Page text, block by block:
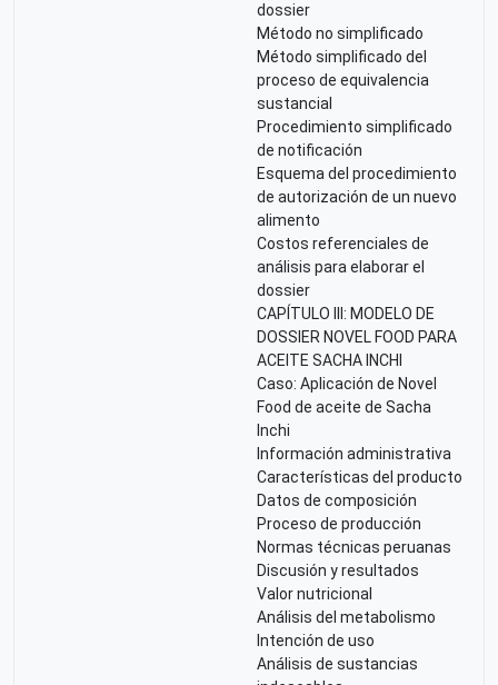
dossier
Método no simplificado
Método simplificado del
proceso de equivalencia
sustancial
Procedimiento simplificado
de notificación
Esquema del procedimiento
de autorización de un nuevo
alimento
Costos referenciales de
análisis para elaborar el
dossier
CAPÍTULO III: MODELO DE
DOSSIER NOVEL FOOD PARA
ACEITE SACHA INCHI
Caso: Aplicación de Novel
Food de aceite de Sacha
Inchi
Información administrativa
Características del producto
Datos de composición
Proceso de producción
Normas técnicas peruanas
Discusión y resultados
Valor nutricional
Análisis del metabolismo
Intención de uso
Análisis de sustancias